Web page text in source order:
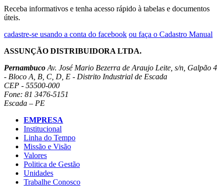
Receba informativos e tenha acesso rápido à tabelas e documentos
úteis.
cadastre-se usando a conta do facebook ou faça o Cadastro Manual
ASSUNÇÃO DISTRIBUIDORA LTDA.
Pernambuco Av. José Mario Bezerra de Araujo Leite, s/n, Galpão 4
- Bloco A, B, C, D, E - Distrito Industrial de Escada
CEP - 55500-000
Fone: 81 3476-5151
Escada – PE
EMPRESA
Institucional
Linha do Tempo
Missão e Visão
Valores
Politica de Gestão
Unidades
Trabalhe Conosco